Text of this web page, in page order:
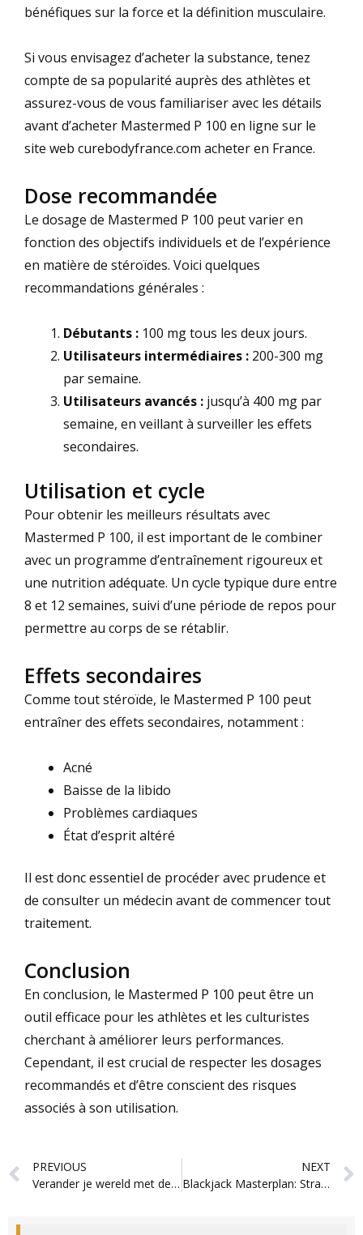
bénéfiques sur la force et la définition musculaire.
Si vous envisagez d’acheter la substance, tenez
compte de sa popularité auprès des athlètes et
assurez-vous de vous familiariser avec les détails
avant d’acheter Mastermed P 100 en ligne sur le
site web curebodyfrance.com acheteren France.
Dose recommandée
Le dosage de Mastermed P 100 peut varier en
fonction des objectifs individuels et de l’expérience
en matière de stéroïdes. Voici quelques
recommandations générales :
Débutants : 100 mg tous les deux jours.
Utilisateurs intermédiaires : 200-300 mg
par semaine.
Utilisateurs avancés : jusqu’à 400 mg par
semaine, en veillant à surveiller les effets
secondaires.
Utilisation et cycle
Pour obtenir les meilleurs résultats avec
Mastermed P 100, il est important de le combiner
avec un programme d’entraînement rigoureux et
une nutrition adéquate. Un cycle typique dure entre
8 et 12 semaines, suivi d’une période de repos pour
permettre au corps de se rétablir.
Effets secondaires
Comme tout stéroïde, le Mastermed P 100 peut
entraîner des effets secondaires, notamment :
Acné
Baisse de la libido
Problèmes cardiaques
État d’esprit altéré
Il est donc essentiel de procéder avec prudence et
de consulter un médecin avant de commencer tout
traitement.
Conclusion
En conclusion, le Mastermed P 100 peut être un
outil efficace pour les athlètes et les culturistes
cherchant à améliorer leurs performances.
Cependant, il est crucial de respecter les dosages
recommandés et d’être conscient des risques
associés à son utilisation.
Prev
PREVIOUS
Verander je wereld met de magische kracht van win zoria
NEXT
Blackjack Masterplan: Strategien, epic journey Slot Casino -Sites Tabellen, Tricks & mehr